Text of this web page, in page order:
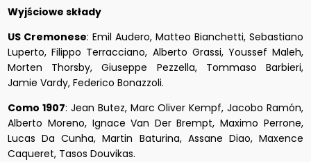
Wyjściowe składy
US Cremonese: Emil Audero, Matteo Bianchetti, Sebastiano
Luperto, Filippo Terracciano, Alberto Grassi, Youssef Maleh,
Morten Thorsby, Giuseppe Pezzella, Tommaso Barbieri,
Jamie Vardy, Federico Bonazzoli.
Como 1907: Jean Butez, Marc Oliver Kempf, Jacobo Ramón,
Alberto Moreno, Ignace Van Der Brempt, Maximo Perrone,
Lucas Da Cunha, Martin Baturina, Assane Diao, Maxence
Caqueret, Tasos Douvikas.